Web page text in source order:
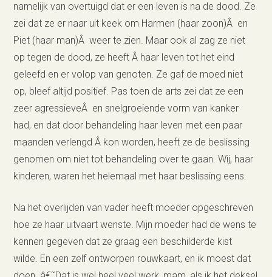
namelijk van overtuigd dat er een leven is na de dood. Ze
zei dat ze er naar uit keek om Harmen (haar zoon)Â en
Piet (haar man)Â weer te zien. Maar ook al zag ze niet
op tegen de dood, ze heeft Â haar leven tot het eind
geleefd en er volop van genoten. Ze gaf de moed niet
op, bleef altijd positief. Pas toen de arts zei dat ze een
zeer agressieveÂ en snelgroeiende vorm van kanker
had, en dat door behandeling haar leven met een paar
maanden verlengd Â kon worden, heeft ze de beslissing
genomen om niet tot behandeling over te gaan. Wij, haar
kinderen, waren het helemaal met haar beslissing eens.
Na het overlijden van vader heeft moeder opgeschreven
hoe ze haar uitvaart wenste. Mijn moeder had de wens te
kennen gegeven dat ze graag een beschilderde kist
wilde. En een zelf ontworpen rouwkaart, en ik moest dat